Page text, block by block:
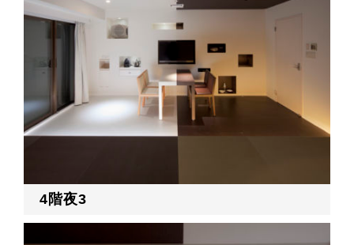
4階夜3